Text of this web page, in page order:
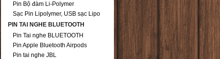
Pin Bộ đàm Li-Polymer
Sạc Pin Lipolymer, USB sạc Lipo
PIN TAI NGHE BLUETOOTH
Pin Tai nghe BLUETOOTH
Pin Apple Bluetooth Airpods
Pin tai nghe JBL